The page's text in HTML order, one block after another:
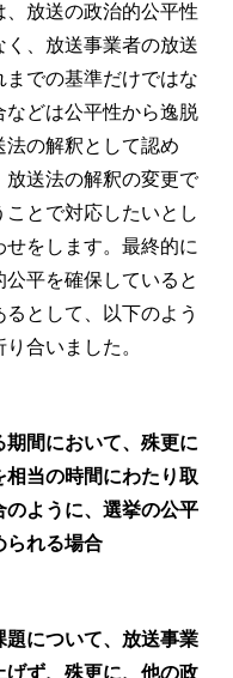
放送の政治的公平性
、放送事業者の放送
での基準だけではな
などは公平性から逸脱
の解釈として認め
送法の解釈の変更で
とで対応したいとし
をします。最終的に
平を確保していると
として、以下のよう
合いました。
期間において、殊更に
当の時間にわたり取
のように、選挙の公平
られる場合
題について、放送事業
ず、殊更に、他の政